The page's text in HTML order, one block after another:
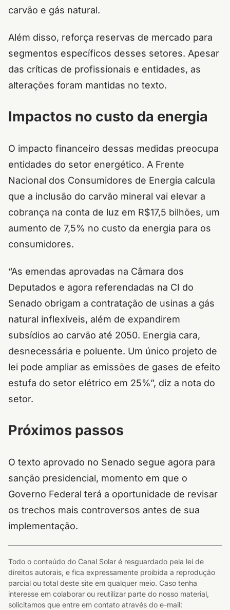
carvão e gás natural.
Além disso, reforça reservas de mercado para
segmentos específicos desses setores. Apesar
das críticas de profissionais e entidades, as
alterações foram mantidas no texto.
Impactos no custo da energia
O impacto financeiro dessas medidas preocupa
entidades do setor energético. A Frente
Nacional dos Consumidores de Energia calcula
que a inclusão do carvão mineral vai elevar a
cobrança na conta de luz em R$17,5 bilhões, um
aumento de 7,5% no custo da energia para os
consumidores.
“As emendas aprovadas na Câmara dos
Deputados e agora referendadas na CI do
Senado obrigam a contratação de usinas a gás
natural inflexíveis, além de expandirem
subsídios ao carvão até 2050. Energia cara,
desnecessária e poluente. Um único projeto de
lei pode ampliar as emissões de gases de efeito
estufa do setor elétrico em 25%”, diz a nota do
setor.
Próximos passos
O texto aprovado no Senado segue agora para
sanção presidencial, momento em que o
Governo Federal terá a oportunidade de revisar
os trechos mais controversos antes de sua
implementação.
Todo o conteúdo do Canal Solar é resguardado pela lei de
direitos autorais, e fica expressamente proibida a reprodução
parcial ou total deste site em qualquer meio. Caso tenha
interesse em colaborar ou reutilizar parte do nosso material,
solicitamos que entre em contato através do e-mail: